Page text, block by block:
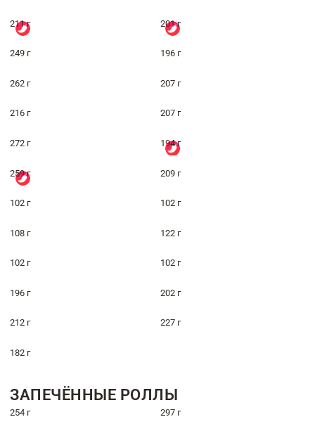
211 г 201 г
249 г 196 г
262 г 207 г
216 г 207 г
272 г 194 г
259 г 209 г
102 г 102 г
108 г 122 г
102 г 102 г
196 г 202 г
212 г 227 г
182 г
ЗАПЕЧЁННЫЕ РОЛЛЫ
254 г 297 г